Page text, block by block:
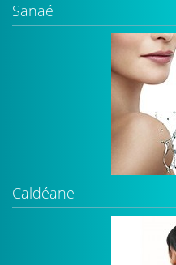
Sanaé
Caldéane